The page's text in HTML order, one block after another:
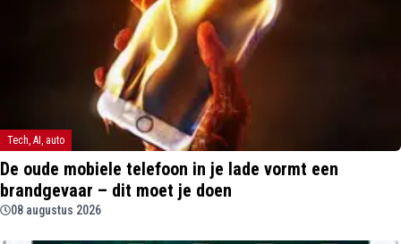
Tech, AI, auto
De oude mobiele telefoon in je lade vormt een
brandgevaar – dit moet je doen
08 augustus 2026